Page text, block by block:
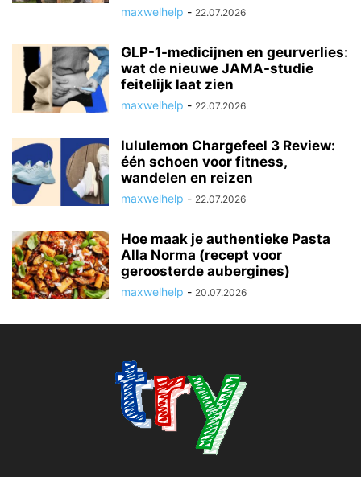
maxwelhelp - 22.07.2026
GLP-1-medicijnen en geurverlies:
wat de nieuwe JAMA-studie
feitelijk laat zien
maxwelhelp - 22.07.2026
lululemon Chargefeel 3 Review:
één schoen voor fitness,
wandelen en reizen
maxwelhelp - 22.07.2026
Hoe maak je authentieke Pasta
Alla Norma (recept voor
geroosterde aubergines)
maxwelhelp - 20.07.2026